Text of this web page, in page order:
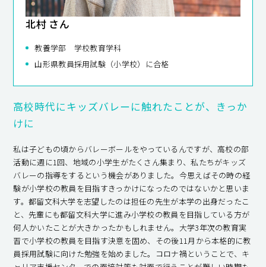
北村 さん
教養学部 学校教育学科
山形県教員採用試験（小学校）に合格
高校時代にキッズバレーに触れたことが、きっか
けに
私は子どもの頃からバレーボールをやっているんですが、高校の部
活動に週に1回、地域の小学生がたくさん集まり、私たちがキッズ
バレーの指導をするという機会がありました。今思えばその時の経
験が小学校の教員を目指すきっかけになったのではないかと思いま
す。都留文科大学を志望したのは担任の先生が本学の出身だったこ
と、先輩にも都留文科大学に進み小学校の教員を目指している方が
何人かいたことが大きかったかもしれません。大学3年次の教育実
習で小学校の教員を目指す決意を固め、その後11月から本格的に教
員採用試験に向けた勉強を始めました。コロナ禍ということで、キ